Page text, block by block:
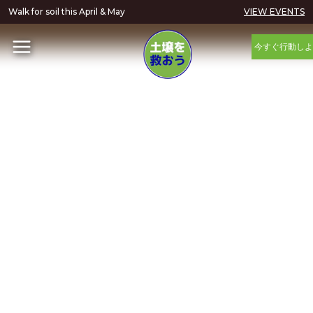
Walk for soil this April & May VIEW EVENTS
今すぐ行動し